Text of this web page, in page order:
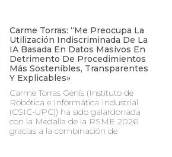
Carme Torras: “Me Preocupa La
Utilización Indiscriminada De La
IA Basada En Datos Masivos En
Detrimento De Procedimientos
Más Sostenibles, Transparentes
Y Explicables»
Carme Torras Genís (Instituto de
Robótica e Informática Industrial
(CSIC-UPC)) ha sido galardonada
con la Medalla de la RSME 2026
gracias a la combinación de